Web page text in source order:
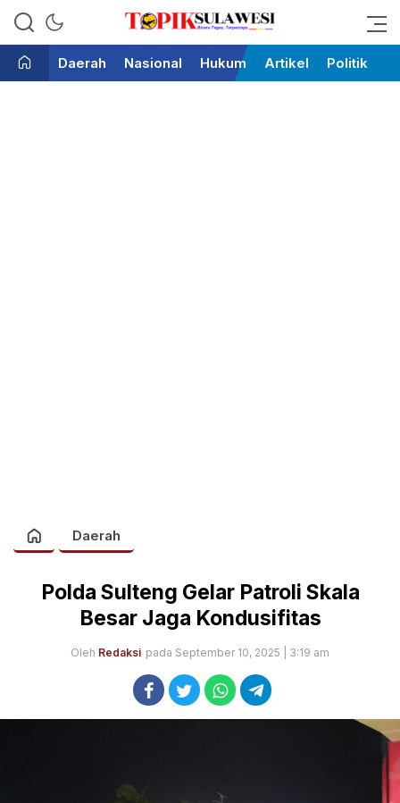
Topik Sulawesi
Bicara Tegas Terpercaya
Daerah
Nasional Hukum Artikel Politik
Daerah
Polda Sulteng Gelar Patroli Skala
Besar Jaga Kondusifitas
Oleh Redaksi pada September 10, 2025 | 3:19 am